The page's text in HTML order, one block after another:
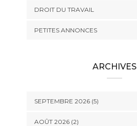
DROIT DU TRAVAIL
PETITES ANNONCES
ARCHIVES
SEPTEMBRE 2026 (5)
AOÛT 2026 (2)